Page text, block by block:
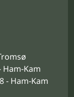
Ham-Kam
- Ham-Kam